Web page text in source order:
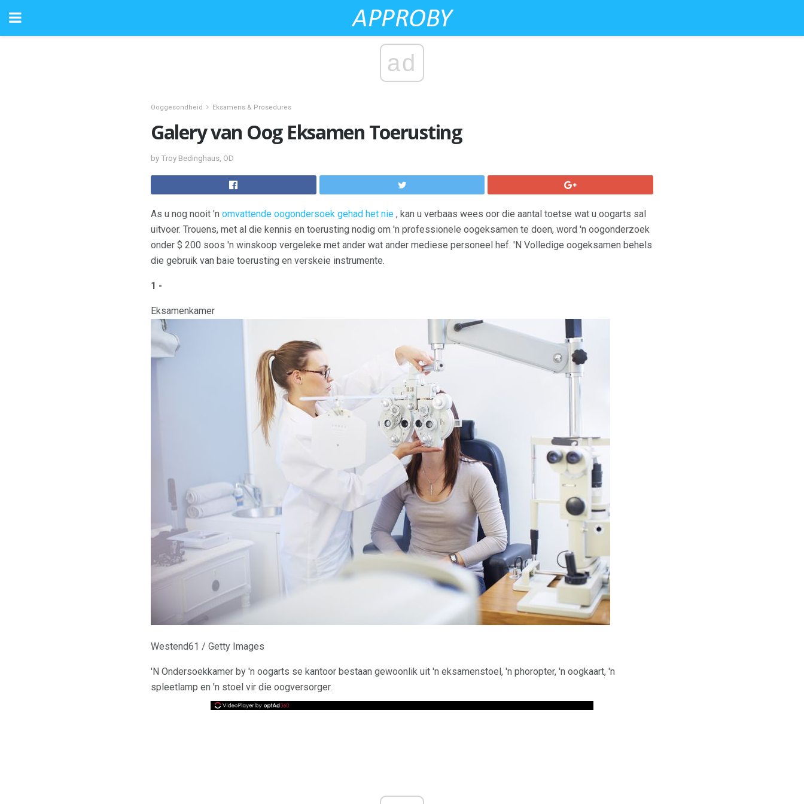
ad
Ooggesondheid Eksamens & Prosedures
Galery van Oog Eksamen Toerusting
by Troy Bedinghaus, OD
As u nog nooit 'n omvattende oogondersoek gehad het nie , kan u verbaas wees oor die aantal toetse wat u oogarts sal
uitvoer. Trouens, met al die kennis en toerusting nodig om 'n professionele oogeksamen te doen, word 'n oogonderzoek
onder $ 200 soos 'n winskoop vergeleke met ander wat ander mediese personeel hef. 'N Volledige oogeksamen behels
die gebruik van baie toerusting en verskeie instrumente.
1 -
Eksamenkamer
Westend61 / Getty Images
'N Ondersoekkamer by 'n oogarts se kantoor bestaan ​​gewoonlik uit 'n eksamenstoel, 'n phoropter, 'n oogkaart, 'n
spleetlamp en 'n stoel vir die oogversorger.